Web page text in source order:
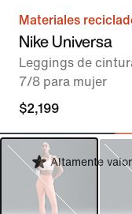
Materiales
Nike Universa
Leggings de
7/8 para mujer
$2,199
Altamente